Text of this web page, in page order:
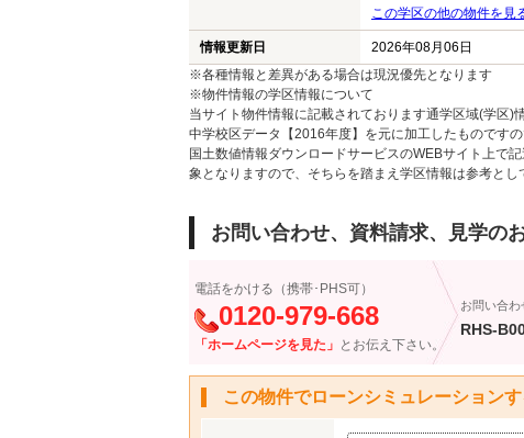
この学区の他の物件を見
情報更新日 2026年08月06日
※各種情報と差異がある場合は現況優先となります
※物件情報の学区情報について
当サイト物件情報に記載されております通学区域(学区
中学校区データ【2016年度】を元に加工したものです
国土数値情報ダウンロードサービスのWEBサイト上で
象となりますので、そちらを踏まえ学区情報は参考とし
お問い合わせ、資料請求、見学の
電話をかける（携帯･PHS可）
0120-979-668
「ホームページを見た」 とお伝え下さい。
お問い合
RHS-
この物件でローンシミュレーションす